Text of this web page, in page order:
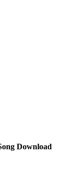
Download